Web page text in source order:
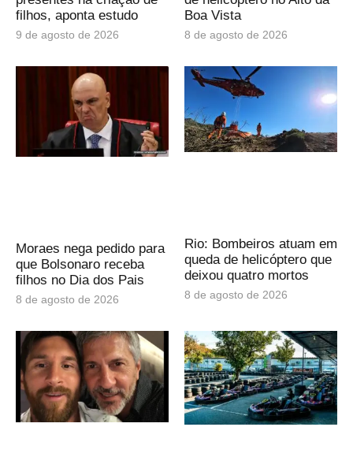
filhos, aponta estudo
9 de agosto de 2026
Boa Vista
8 de agosto de 2026
Moraes nega pedido para
que Bolsonaro receba
filhos no Dia dos Pais
8 de agosto de 2026
Rio: Bombeiros atuam em
queda de helicóptero que
deixou quatro mortos
8 de agosto de 2026